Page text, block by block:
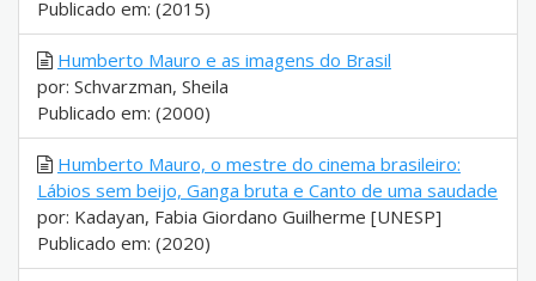
Publicado em: (2015)
Humberto Mauro e as imagens do Brasil
por: Schvarzman, Sheila
Publicado em: (2000)
Humberto Mauro, o mestre do cinema brasileiro:
Lábios sem beijo, Ganga bruta e Canto de uma saudade
por: Kadayan, Fabia Giordano Guilherme [UNESP]
Publicado em: (2020)